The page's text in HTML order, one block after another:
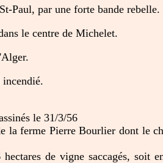
Paul, par une forte bande rebelle.
le centre de Michelet.
le 31/3/56
la ferme Pierre Bourlier dont le
de vigne saccagés,